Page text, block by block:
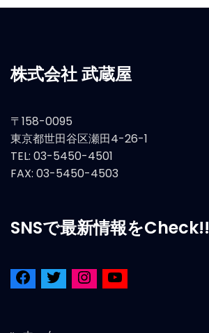
株式会社 武蔵屋
〒158-0095
東京都世田谷区瀬田4-26-1
TEL: 03-5450-4501
FAX: 03-5450-4503
SNSで最新情報をCheck!!